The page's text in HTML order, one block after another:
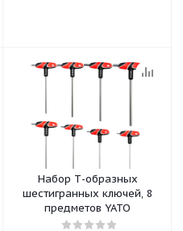
Набор Т-образных
шестигранных ключей, 8
предметов YATO